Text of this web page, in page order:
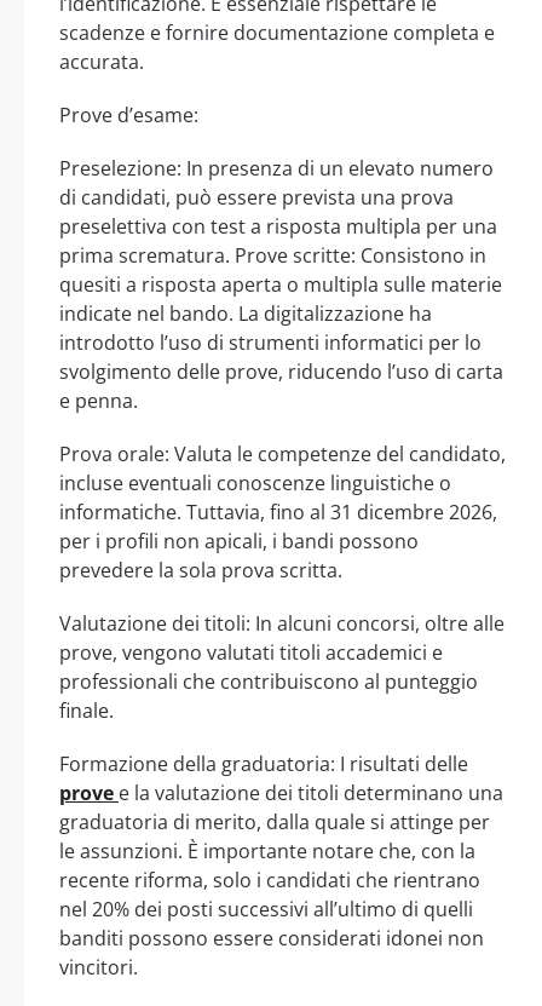
scadenze e fornire documentazione completa e
accurata.
Prove d’esame:
Preselezione: In presenza di un elevato numero
di candidati, può essere prevista una prova
preselettiva con test a risposta multipla per una
prima scrematura. Prove scritte: Consistono in
quesiti a risposta aperta o multipla sulle materie
indicate nel bando. La digitalizzazione ha
introdotto l’uso di strumenti informatici per lo
svolgimento delle prove, riducendo l’uso di carta
e penna.
Prova orale: Valuta le competenze del candidato,
incluse eventuali conoscenze linguistiche o
informatiche. Tuttavia, fino al 31 dicembre 2026,
per i profili non apicali, i bandi possono
prevedere la sola prova scritta.
Valutazione dei titoli: In alcuni concorsi, oltre alle
prove, vengono valutati titoli accademici e
professionali che contribuiscono al punteggio
finale.
Formazione della graduatoria: I risultati delle
prove e la valutazione dei titoli determinano una
graduatoria di merito, dalla quale si attinge per
le assunzioni. È importante notare che, con la
recente riforma, solo i candidati che rientrano
nel 20% dei posti successivi all’ultimo di quelli
banditi possono essere considerati idonei non
vincitori.